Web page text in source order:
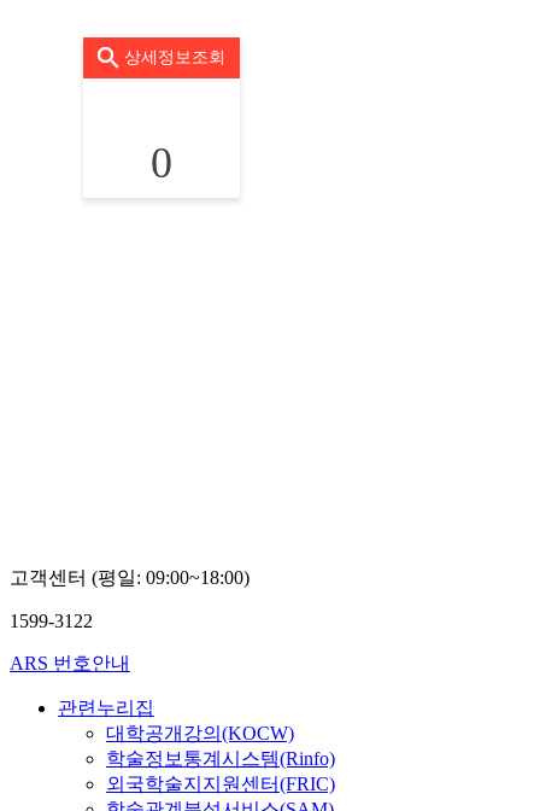
상세정보조회
0
고객센터 (평일: 09:00~18:00)
1599-3122
ARS 번호안내
관련누리집
대학공개강의(KOCW)
학술정보통계시스템(Rinfo)
외국학술지지원센터(FRIC)